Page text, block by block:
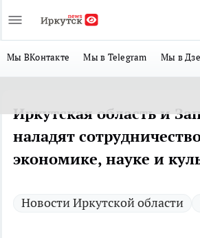
Мы ВКонтакте Мы в Telegram Мы в
Иркутская область и
наладят
экономике, науке и
Новости Иркутской области